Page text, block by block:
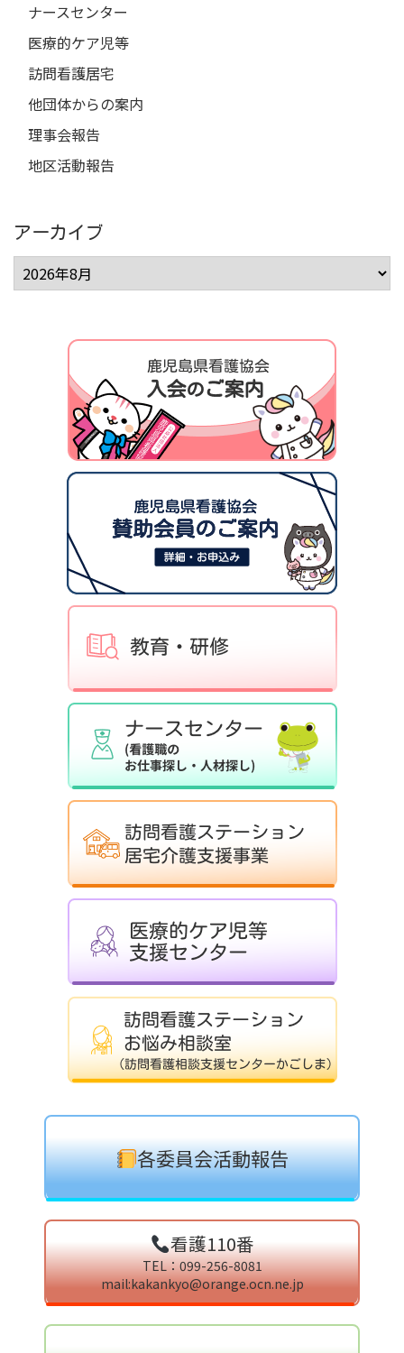
ナースセンター
医療的ケア児等
訪問看護居宅
他団体からの案内
理事会報告
地区活動報告
アーカイブ
各委員会活動報告
看護110番
TEL：099-256-8081
mail:kakankyo@orange.ocn.ne.jp